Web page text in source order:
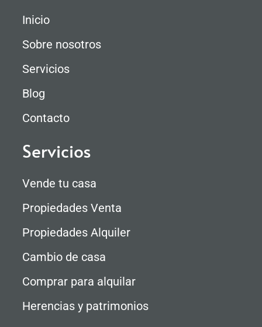
Inicio
Sobre nosotros
Servicios
Blog
Contacto
Servicios
Vende tu casa
Propiedades Venta
Propiedades Alquiler
Cambio de casa
Comprar para alquilar
Herencias y patrimonios